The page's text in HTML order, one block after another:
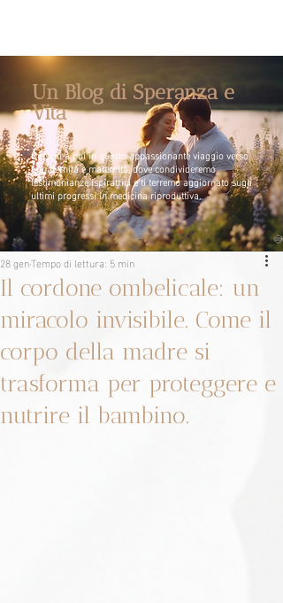
Un Blog di Speranza e
Vita
Unisciti a noi in questo appassionante viaggio verso
la paternità e maternità, dove condivideremo
testimonianze ispiratrici e ti terremo aggiornato sugli
ultimi progressi in medicina riproduttiva.
Il cordone ombelicale: un
miracolo invisibile. Come il
corpo della madre si
trasforma per proteggere e
nutrire il bambino.
28 genTempo di lettura: 5 min